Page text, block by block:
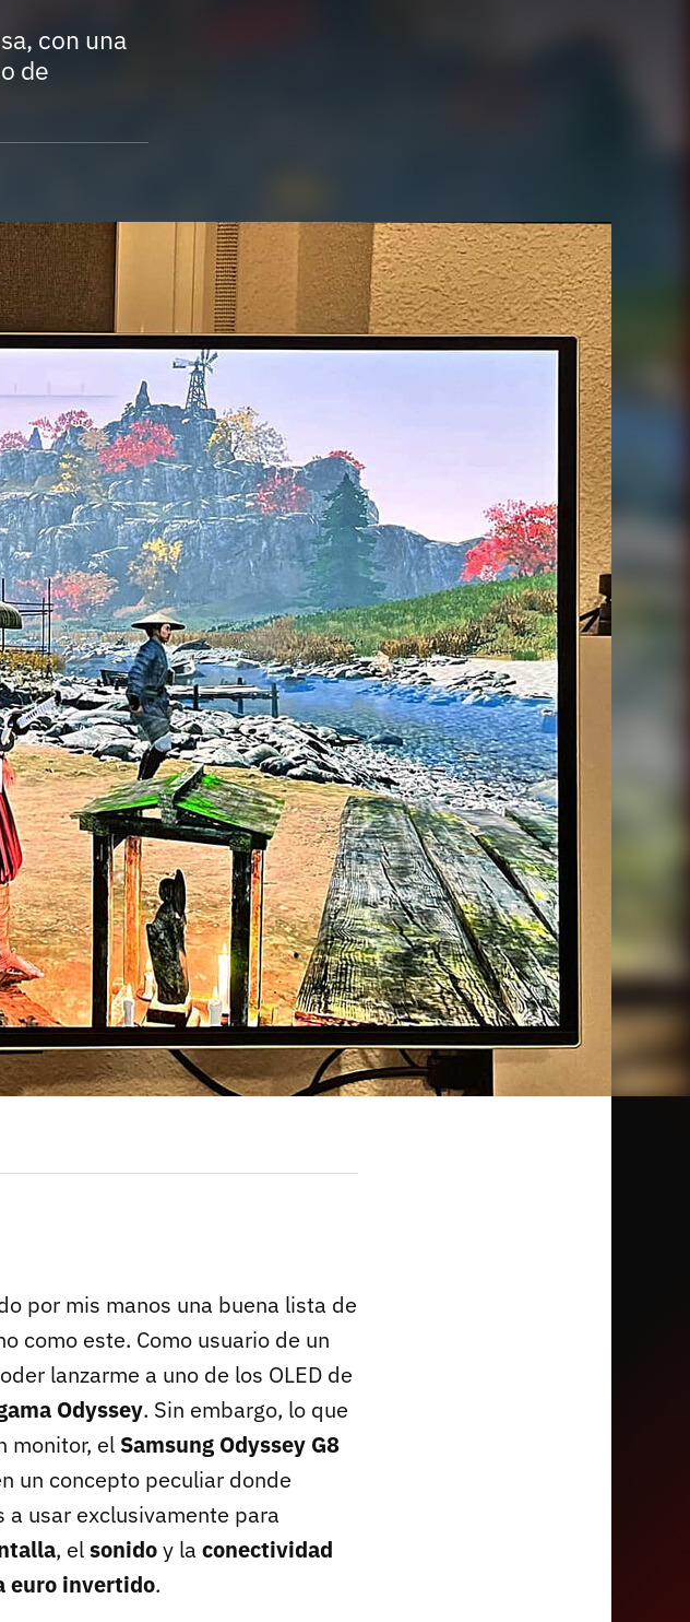
con una
de
por mis manos una buena lista de
como este. Como usuario de un
lanzarme a uno de los OLED de
Odyssey. Sin embargo, lo que
monitor, el Samsung Odyssey G8
un concepto peculiar donde
a usar exclusivamente para
, elsonidoy la conectividad
euro invertido.